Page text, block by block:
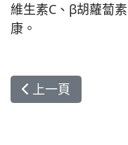
維生素C、β胡蘿蔔
康。
上一篇文章: 食譜
上一頁